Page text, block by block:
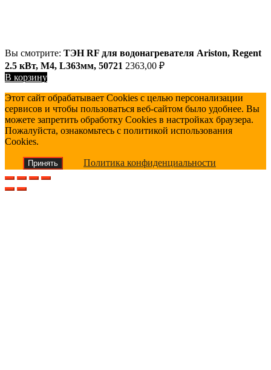
Вы смотрите: ТЭН RF для водонагревателя Ariston, Regent
2.5 кВт, M4, L363мм, 50721 2363,00 ₽
В корзину
Этот сайт обрабатывает Cookies с целью персонализации
сервисов и чтобы пользоваться веб-сайтом было удобнее. Вы
можете запретить обработку Cookies в настройках браузера.
Пожалуйста, ознакомьтесь с политикой использования
Cookies.
Принять Политика конфиденциальности